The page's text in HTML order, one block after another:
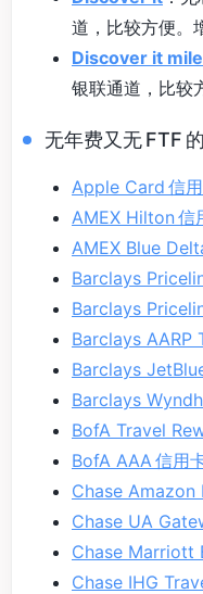
道，比较方便。
Discover it
银联通道，比较
无年费又无 FTF
Apple Card 信
AMEX Hilton 信
AMEX Blue
Barclays
Barclays
Barclays AARP
Barclays
Barclays
BofA Travel
BofA AAA 信用
Chase Amazon
Chase UA
Chase Marriott
Chase IHG